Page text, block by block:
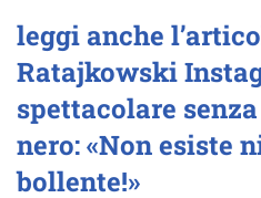
leggi anche
Ratajkowski
spettacolare
nero: «Non esiste
bollente!»